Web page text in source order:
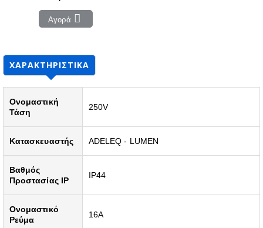
Αγορά
ΧΑΡΑΚΤΗΡΙΣΤΙΚΆ
Ονομαστική
Τάση
250V
Κατασκευαστής ADELEQ - LUMEN
Βαθμός
Προστασίας IP
IP44
Ονομαστικό
Ρεύμα
16A